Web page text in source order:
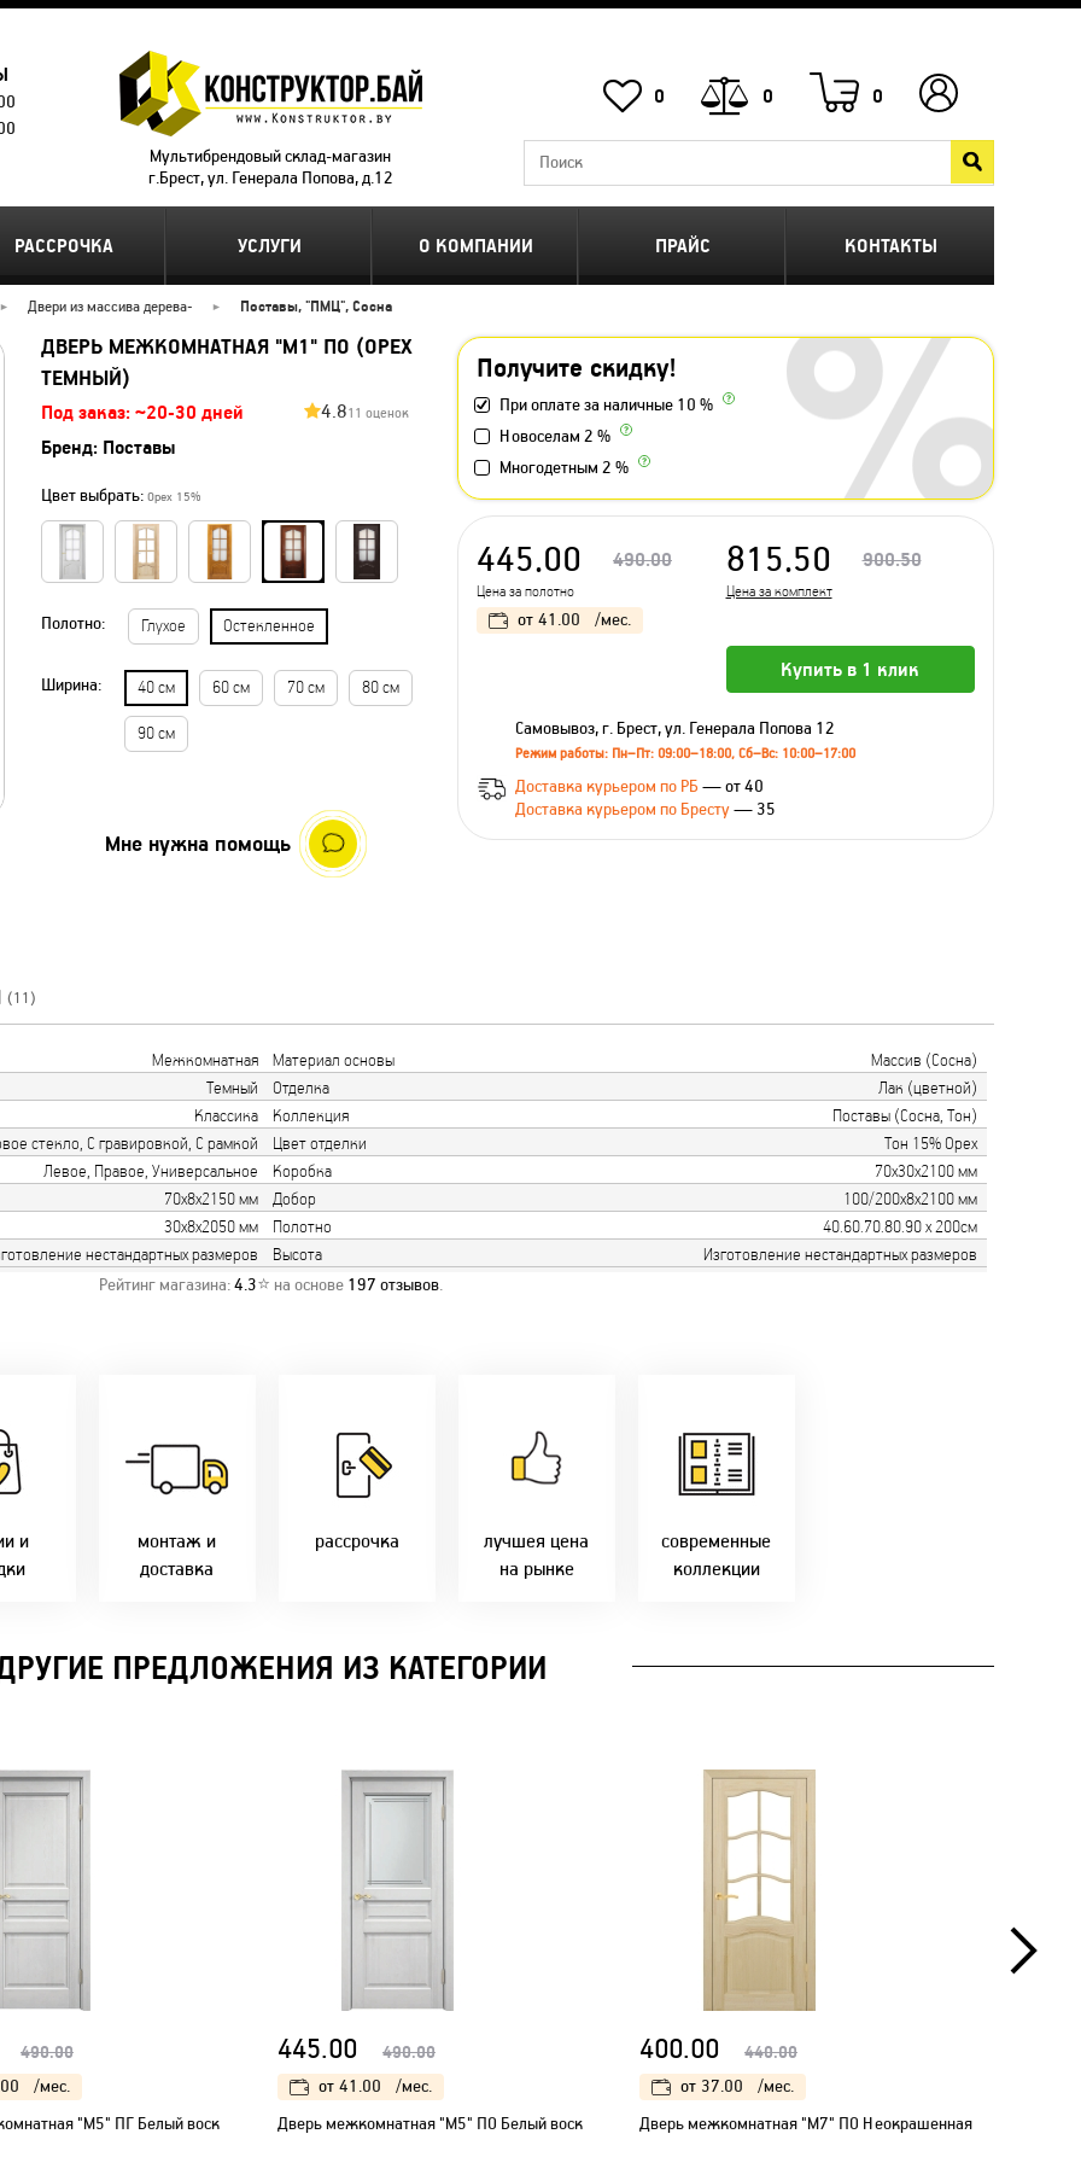
Мультибрендовый склад-магазин
г.Брест, ул. Генерала Попова, д.12
0 0 0
РАССРОЧКА УСЛУГИ О КОМПАНИИ ПРАЙС КОНТАКТЫ
Двери из массива дерева- Поставы, "ПМЦ", Сосна
ДВЕРЬ МЕЖКОМНАТНАЯ "М1" ПО (ОРЕХ
ТЕМНЫЙ)
Под заказ: ~20-30 дней 4.811 оценок
Бренд: Поставы
Цвет выбрать: Орех 15%
Полотно: Глухое Остекленное
Ширина: 40 см 60 см 70 см 80 см
90 см
Получите скидку!
При оплате за наличные 10 %
Новоселам 2 %
Многодетным 2 %
Мне нужна помощь
445.00 490.00
Цена за полотно
815.50 900.50
Цена за комплект
от 41.00 /мес.
Купить в 1 клик
Самовывоз, г. Брест, ул. Генерала Попова 12
Режим работы: Пн–Пт: 09:00–18:00, Сб–Вс: 10:00–17:00
Доставка курьером по РБ — от 40
Доставка курьером по Бресту— 35
(11)
Межкомнатная Материал основы
Массив (Сосна)
Темный Отделка
Лак (цветной)
Классика Коллекция
Поставы (Сосна, Тон)
стекло, С гравировкой, С рамкой Цвет отделки
Тон 15% Орех
Левое, Правое, Универсальное Коробка
70х30х2100 мм
70х8х2150 мм Добор
100/200х8х2100 мм
30х8х2050 мм Полотно
40.60.70.80.90 х 200см
нестандартных размеров Высота
Изготовление нестандартных размеров
Рейтинг магазина:4.3⭐ на основе 197 отзывов.
и
- 2%
-
монтаж и
доставка
Качественный
монтаж дверей,
окон и мебели.
В удобное для Вас
рассрочка
2-36 мес
FUN - 4 мес.
лучшея цена
на рынке
фабрики!
Предлагаем
только лучшие
современные
коллекции
самыми
современным
стилями и
ПРЕДЛОЖЕНИЯ ИЗ КАТЕГОРИИ
490.00
/мес.
"М5" ПГ Белый воск
445.00 490.00
от 41.00
/мес.
Дверь межкомнатная "М5" ПО Белый воск
400.00 440.00
от 37.00
/мес.
Дверь межкомнатная "М7" ПО Неокрашенная